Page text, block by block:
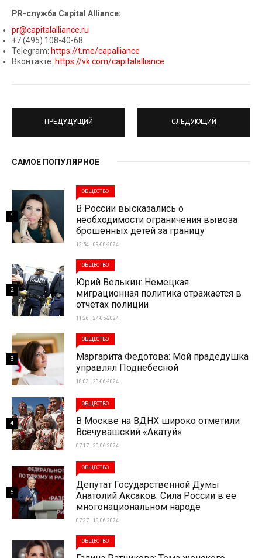
PR-служба Capital Alliance:
pr@capitalalliance.ru
+7 (495) 108-40-68
Telegram: https://t.me/capalliance
Вконтакте: https://vk.com/capitalalliance
ПРЕДУДУЩИЙ СЛЕДУЮЩИЙ
САМОЕ ПОПУЛЯРНОЕ
ОБЩЕСТВО
В России высказались о
необходимости ограничения вывоза
брошенных детей за границу
12:54 | 09-08-2024
1
ОБЩЕСТВО
Юрий Велькин: Немецкая
миграционная политика отражается в
отчетах полиции
11:26 | 24-05-2024
2
ОБЩЕСТВО
Маргарита Федотова: Мой прадедушка
управлял Поднебесной
18:03 | 23-06-2024
3
ОБЩЕСТВО
В Москве на ВДНХ широко отметили
Всечувашский «Акатуй»
07:17 | 20-06-2024
4
ОБЩЕСТВО
Депутат Государственной Думы
Анатолий Аксаков: Сила России в ее
многонациональном народе
07:27 | 19-06-2024
5
ОБЩЕСТВО